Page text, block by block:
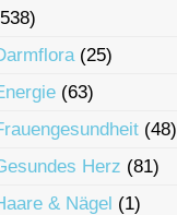
(25)
(63)
(48)
Herz (81)
& Nägel (1)